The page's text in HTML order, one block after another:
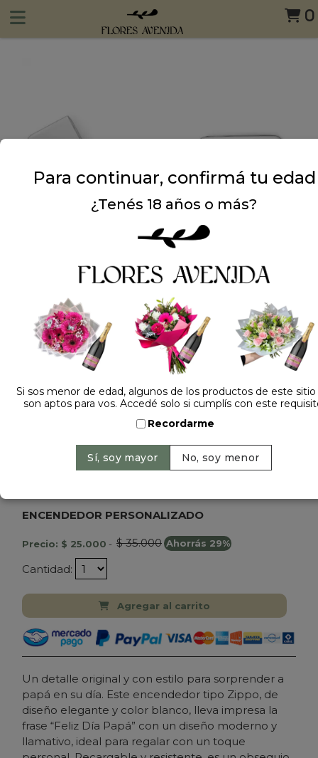
0
ENCENDEDOR PERSONALIZADO
Precio: $ 25.000 - $ 35.000 Ahorrás 29%
Cantidad:
Agregar al carrito
Un detalle original y con estilo para sorprender a
papá en su día. Este encendedor tipo Zippo, de
diseño elegante y color blanco, lleva impresa la
frase “Feliz Día Papá” con un diseño moderno y
llamativo, ideal para regalar con un toque
Para continuar, confirmá tu edad
¿Tenés 18 años o más?
Si sos menor de edad, algunos de los productos de este
son aptos para vos. Accedé solo si cumplís con este
Recordarme